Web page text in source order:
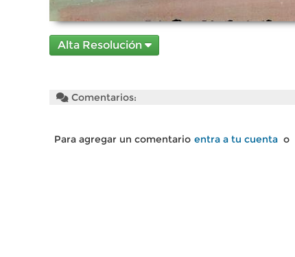
Alta Resolución
Comentarios:
Para agregar un comentario entra a tu cuenta o